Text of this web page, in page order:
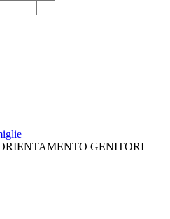
GENITORI